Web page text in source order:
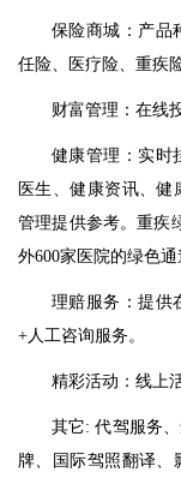
保险商城：产品
任险、医疗险、重疾
财富管理：在线
健康管理：实时
医生、健康资讯、
管理提供参考。重疾
外600家医院的绿色通
理赔服务：提供
+人工咨询服务。
精彩活动：线上
其它: 代驾服务
牌、国际驾照翻译、